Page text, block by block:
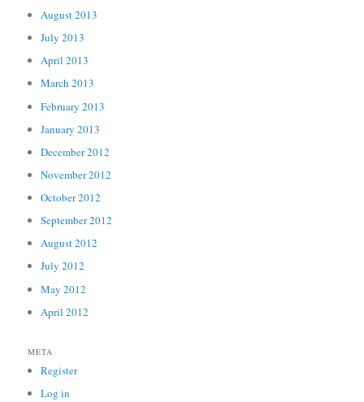
August 2013
July 2013
April 2013
March 2013
February 2013
January 2013
December 2012
November 2012
October 2012
September 2012
August 2012
July 2012
May 2012
April 2012
META
Register
Log in